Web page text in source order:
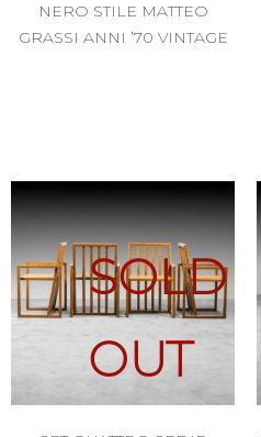
NERO STILE MATTEO
GRASSI ANNI ’70 VINTAGE
SOLD
OUT